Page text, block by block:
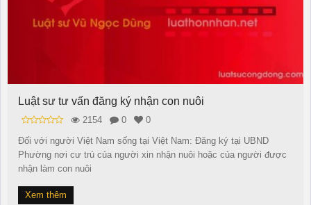
Luật sư tư vấn đăng ký nhận con nuôi
2154 0
0
Đối với người Việt Nam sống tại Việt Nam: Đăng ký tại UBND
Phường nơi cư trú của người xin nhận nuôi hoặc của người được
nhận làm con nuôi
Xem thêm